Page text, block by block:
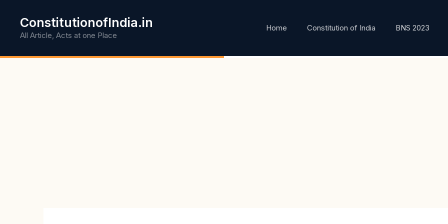
content
ConstitutionofIndia.in
All Article, Acts at one Place
Home Constitution of India BNS 2023